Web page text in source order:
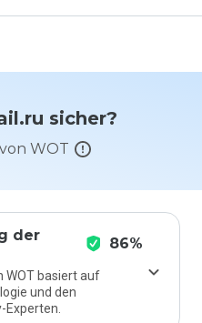
sicher?
WOT
der
86%
WOT basiert auf
und den